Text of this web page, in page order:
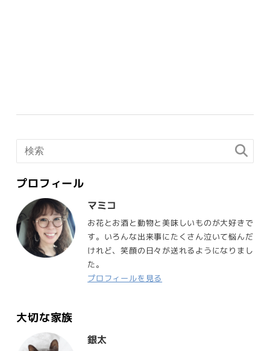
プロフィール
マミコ
お花とお酒と動物と美味しいものが大好きで
す。いろんな出来事にたくさん泣いて悩んだ
けれど、笑顔の日々が送れるようになりまし
た。
プロフィールを見る
大切な家族
銀太